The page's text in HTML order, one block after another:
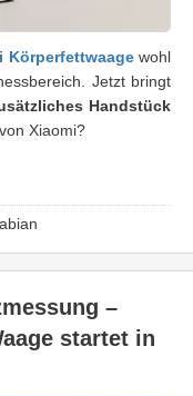
Körperfettwaagewohl
Jetzt bringt
Handstück
Xiaomi?
–
startet in